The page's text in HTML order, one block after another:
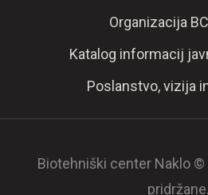
Organizacija
Katalog informacij
Poslanstvo, vizija
Biotehniški center Naklo ©
pridržane.